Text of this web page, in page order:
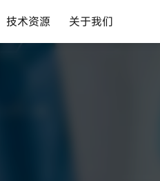
技术资源 关于我们